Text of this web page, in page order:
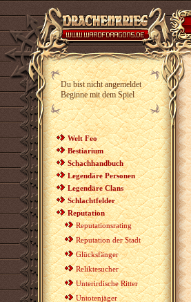
Du bist nicht angemeldet
Beginne mit dem Spiel
Welt Feo
Bestiarium
Schachhandbuch
Legendäre Personen
Legendäre Clans
Schlachtfelder
Reputation
Reputationsrating
Reputation der Stadt
Glücksfänger
Reliktesucher
Unterirdische Ritter
Untotenjäger